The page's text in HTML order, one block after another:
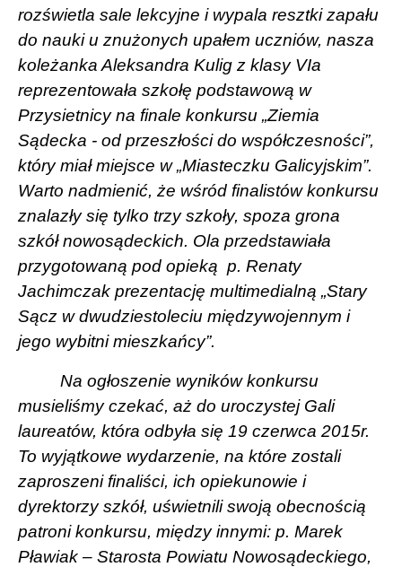
rozświetla sale lekcyjne i wypala resztki zapału
do nauki u znużonych upałem uczniów, nasza
koleżanka Aleksandra Kulig z klasy VIa
reprezentowała szkołę podstawową w
Przysietnicy na finale konkursu „Ziemia
Sądecka - od przeszłości do współczesności”,
który miał miejsce w „Miasteczku Galicyjskim”.
Warto nadmienić, że wśród finalistów konkursu
znalazły się tylko trzy szkoły, spoza grona
szkół nowosądeckich. Ola przedstawiała
przygotowaną pod opieką p. Renaty
Jachimczak prezentację multimedialną „Stary
Sącz w dwudziestoleciu międzywojennym i
jego wybitni mieszkańcy”.
Na ogłoszenie wyników konkursu
musieliśmy czekać, aż do uroczystej Gali
laureatów, która odbyła się 19 czerwca 2015r.
To wyjątkowe wydarzenie, na które zostali
zaproszeni finaliści, ich opiekunowie i
dyrektorzy szkół, uświetnili swoją obecnością
patroni konkursu, między innymi: p. Marek
Pławiak – Starosta Powiatu Nowosądeckiego,